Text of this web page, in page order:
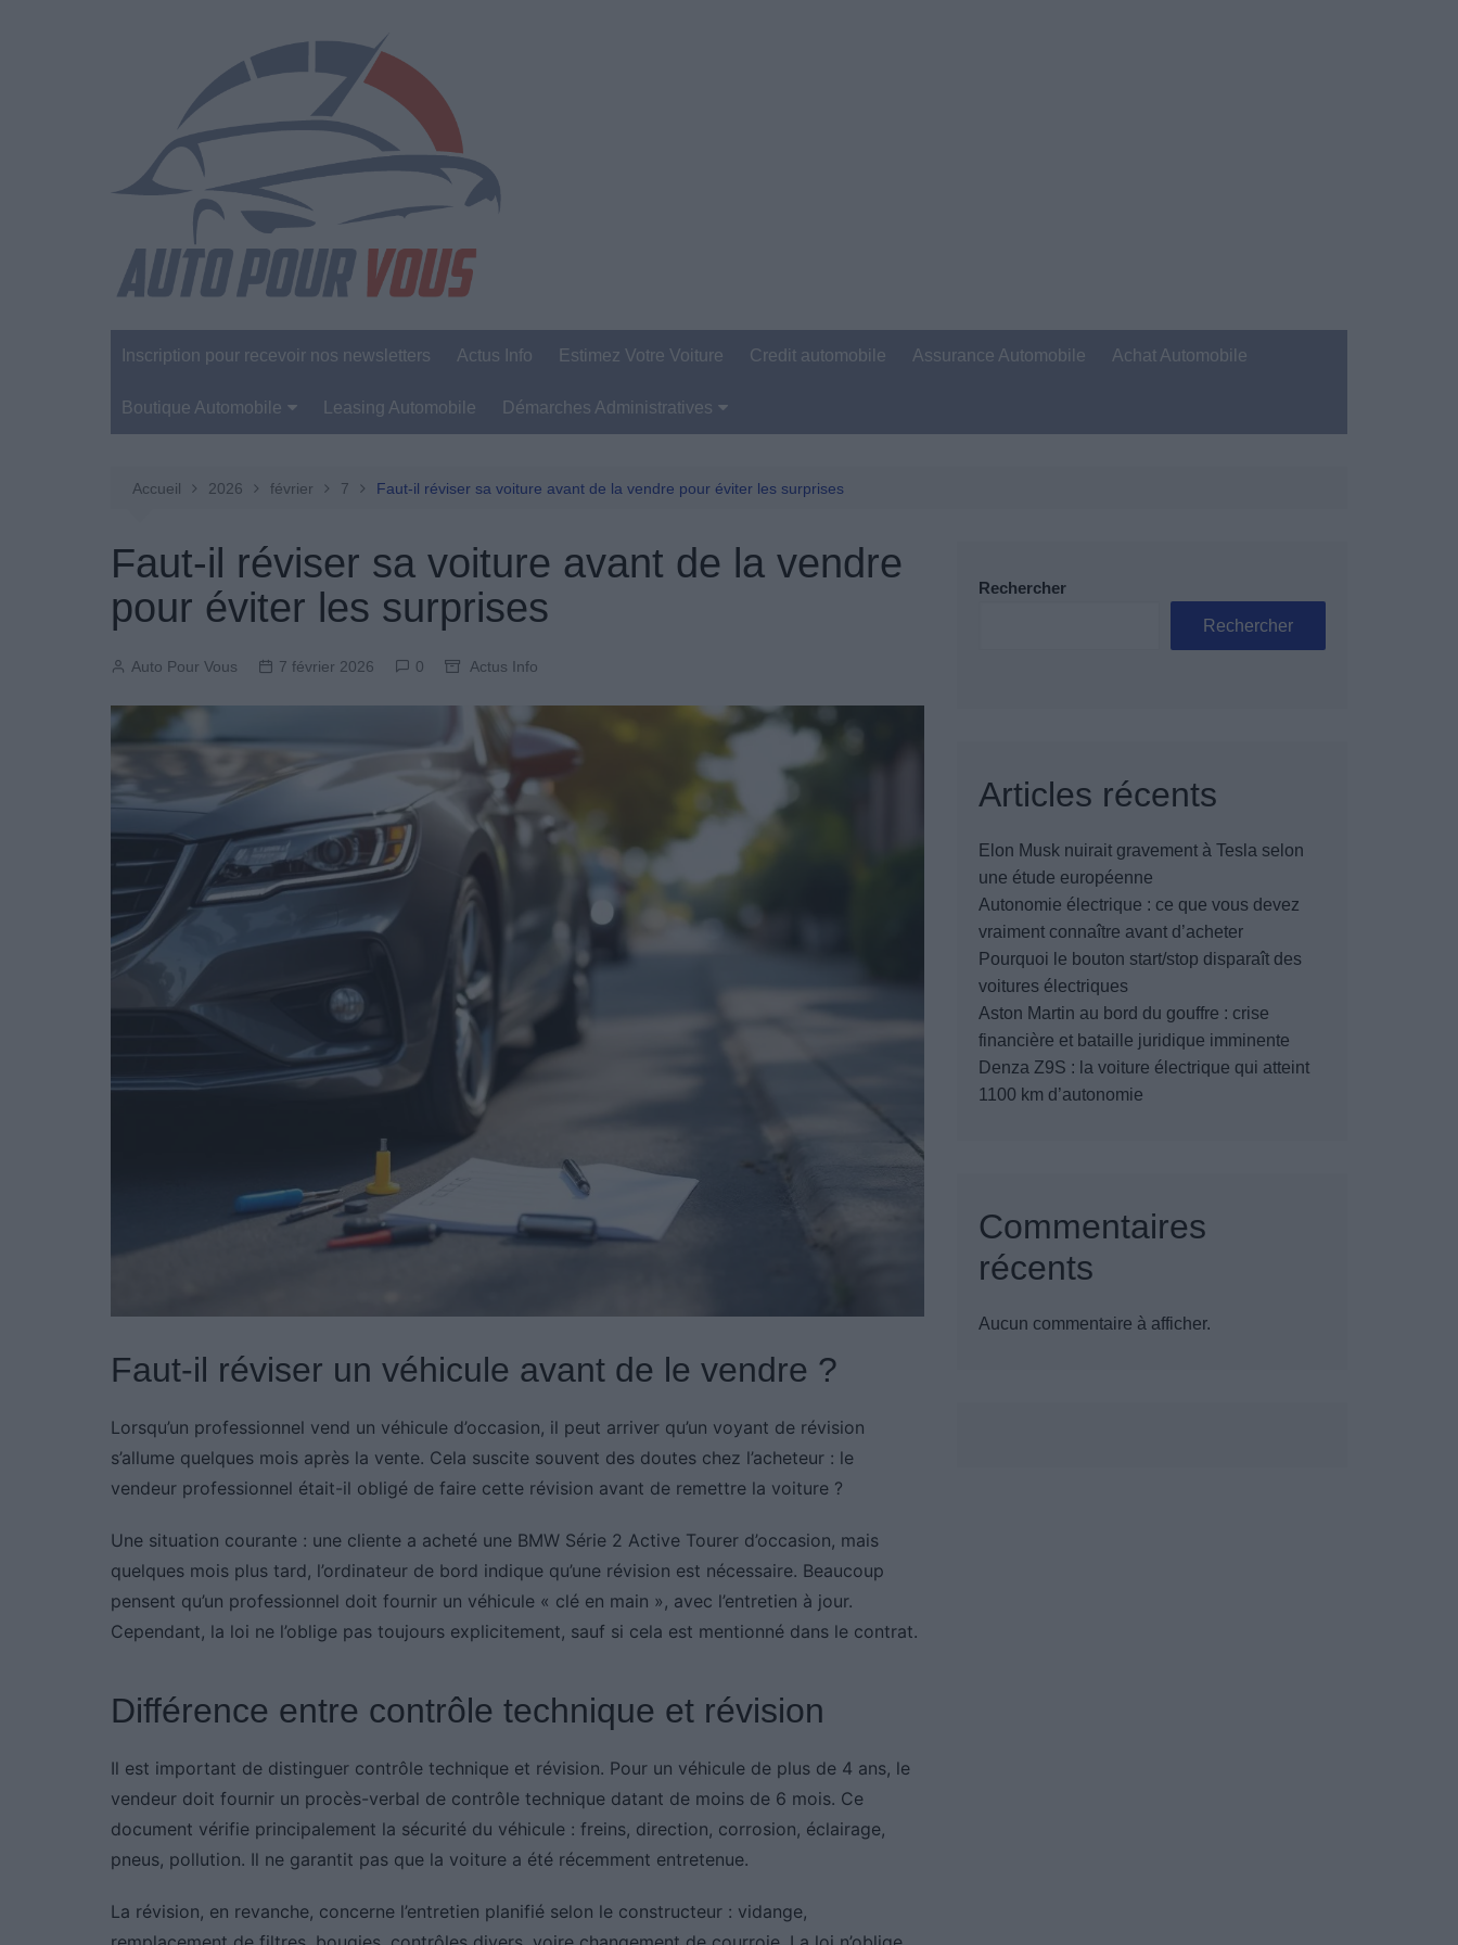
Inscription pour recevoir nos newsletters Actus Info Estimez Votre Voiture Credit automobile Assurance Automobile Achat Automobile
Boutique Automobile
Entretien Automobile
Produits Boutique
Leasing Automobile Démarches Administratives
Permis De Conduire
Accueil 2026 février 7 Faut-il réviser sa voiture avant de la vendre pour éviter les surprises
Faut-il réviser sa voiture avant de la vendre
pour éviter les surprises
Auto Pour Vous 7 février 2026 0 Actus Info
Faut-il réviser un véhicule avant de le vendre ?
Lorsqu’un professionnel vend un véhicule d’occasion, il peut arriver qu’un voyant de révision
s’allume quelques mois après la vente. Cela suscite souvent des doutes chez l’acheteur : le
vendeur professionnel était-il obligé de faire cette révision avant de remettre la voiture ?
Une situation courante : une cliente a acheté une BMW Série 2 Active Tourer d’occasion, mais
quelques mois plus tard, l’ordinateur de bord indique qu’une révision est nécessaire. Beaucoup
pensent qu’un professionnel doit fournir un véhicule « clé en main », avec l’entretien à jour.
Cependant, la loi ne l’oblige pas toujours explicitement, sauf si cela est mentionné dans le contrat.
Différence entre contrôle technique et révision
Il est important de distinguer contrôle technique et révision. Pour un véhicule de plus de 4 ans, le
vendeur doit fournir un procès-verbal de contrôle technique datant de moins de 6 mois. Ce
document vérifie principalement la sécurité du véhicule : freins, direction, corrosion, éclairage,
pneus, pollution. Il ne garantit pas que la voiture a été récemment entretenue.
La révision, en revanche, concerne l’entretien planifié selon le constructeur : vidange,
Rechercher
Rechercher
Articles récents
Elon Musk nuirait gravement à Tesla selon
une étude européenne
Autonomie électrique : ce que vous devez
vraiment connaître avant d’acheter
Pourquoi le bouton start/stop disparaît des
voitures électriques
Aston Martin au bord du gouffre : crise
financière et bataille juridique imminente
Denza Z9S : la voiture électrique qui atteint
1100 km d’autonomie
Commentaires
récents
Aucun commentaire à afficher.